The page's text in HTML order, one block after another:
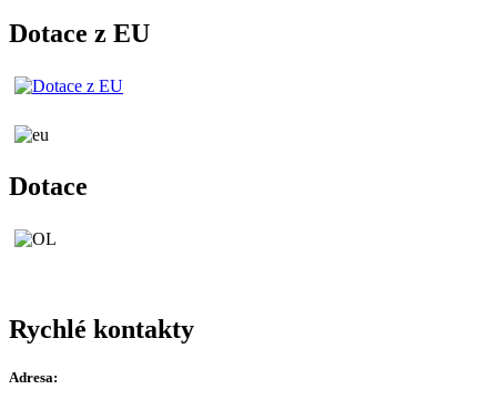
Dotace z EU
Dotace
Rychlé kontakty
Adresa: